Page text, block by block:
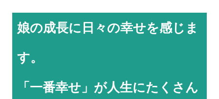
娘の成長に日々の幸せを感じま
す。
「一番幸せ」が人生にたくさん